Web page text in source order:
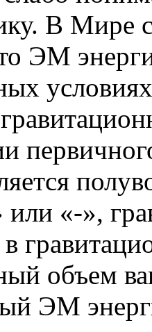
В Мире
ЭМ
или «-»,
в
объем
ЭМ